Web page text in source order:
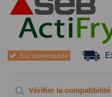
Sur commande
Vérifier la